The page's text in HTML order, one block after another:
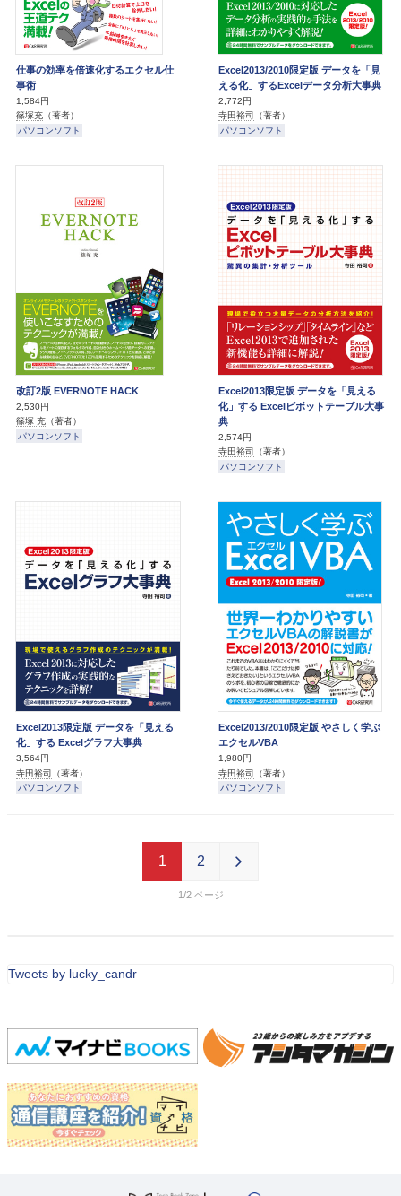
仕事の効率を倍速化するエクセル仕
事術
1,584円
篠塚充 （著者）
パソコンソフト
Excel2013/2010限定版 データを「見
える化」するExcelデータ分析大事典
2,772円
寺田裕司
（著者）
パソコンソフト
改訂2版 EVERNOTE HACK
2,530円
篠塚 充 （著者）
パソコンソフト
Excel2013限定版 データを「見える
化」する Excelピボットテーブル大事
典
2,574円
寺田裕司
（著者）
パソコンソフト
Excel2013限定版 データを「見える
化」する Excelグラフ大事典
3,564円
寺田裕司
（著者）
パソコンソフト
Excel2013/2010限定版 やさしく学ぶ
エクセルVBA
1,980円
寺田裕司
（著者）
パソコンソフト
1/2
1 2
Tweets by lucky_candr